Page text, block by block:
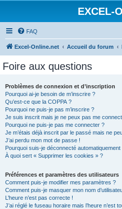
EXCEL-
FAQ
Excel-Online.net Accueil du forum
Foire aux questions
Problèmes de connexion et d’inscription
Pourquoi ai-je besoin de m’inscrire ?
Qu’est-ce que la COPPA ?
Pourquoi ne puis-je pas m’inscrire ?
Je suis inscrit mais je ne peux pas me
Pourquoi ne puis-je pas me connecter ?
Je m’étais déjà inscrit par le passé mais ne
J’ai perdu mon mot de passe !
Pourquoi suis-je déconnecté automatiquement
À quoi sert « Supprimer les cookies » ?
Préférences et paramètres des utilisateurs
Comment puis-je modifier mes paramètres ?
Comment puis-je masquer mon nom
L’heure n’est pas correcte !
J’ai réglé le fuseau horaire mais l’heure n’est